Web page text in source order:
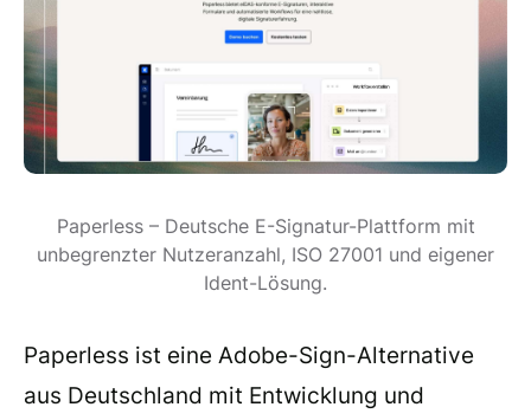
Paperless – Deutsche E-Signatur-Plattform mit
unbegrenzter Nutzeranzahl, ISO 27001 und eigener
Ident-Lösung.
Paperless ist eine Adobe-Sign-Alternative
aus Deutschland mit Entwicklung und